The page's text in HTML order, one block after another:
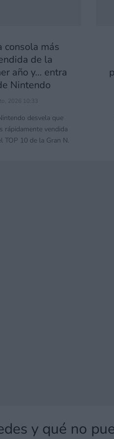
consola más
de la
año y… entra
Nintendo
2026 10:33
desvela que
rápidamente vendida
TOP 10 de la Gran N.
y qué no